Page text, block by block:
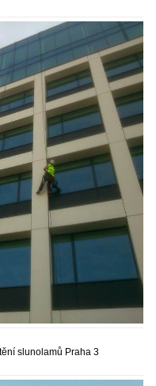
slunolamů Praha 3